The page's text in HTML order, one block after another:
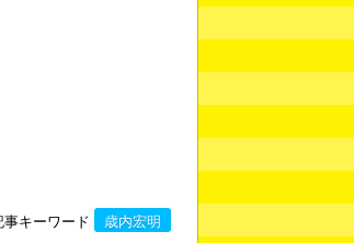
事キーワード 歳内宏明